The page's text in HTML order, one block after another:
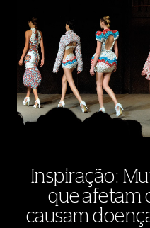
Inspiração:
que afetam
causam